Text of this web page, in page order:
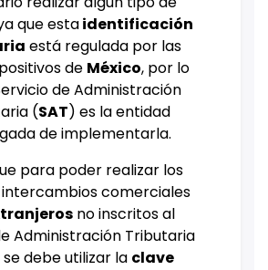
que estaidentificación
está regulada por las
de México, por lo
de Administración
(SAT) es la entidad
de implementarla.
para poder realizar los
comerciales
no inscritos al
Administración Tributaria
se debe utilizar la clave